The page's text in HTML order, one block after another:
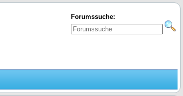
Forumssuche: